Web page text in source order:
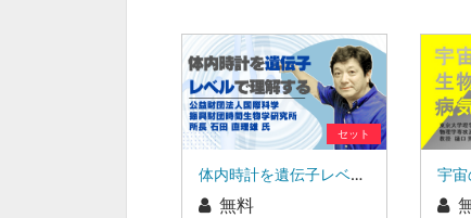
セット
体内時計を遺伝子レベルで理解する
無料